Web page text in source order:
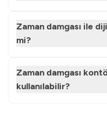
Zaman damgası ile
mi?
Zaman damgası
kullanılabilir?